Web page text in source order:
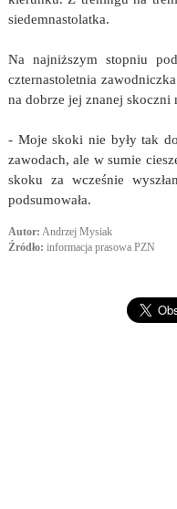
siedemnastolatka.
Na najniższym stopniu
czternastoletnia
na dobrze jej znanej skoczni
- Moje skoki nie były tak
zawodach, ale w sumie
skoku za wcześnie
podsumowała.
Autor: Andrzej Mysiak
Źródło: informacja prasowa PZN